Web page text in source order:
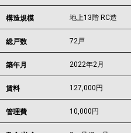
構造規模 地上13階 RC造
総戸数 72戸
築年月 2022年2月
賃料 127,000 円
管理費 10,000円